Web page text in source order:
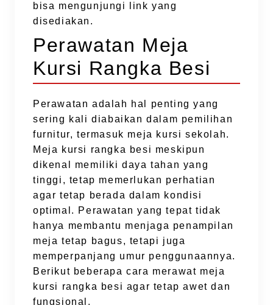
bisa mengunjungi link yang
disediakan.
Perawatan Meja
Kursi Rangka Besi
Perawatan adalah hal penting yang
sering kali diabaikan dalam pemilihan
furnitur, termasuk meja kursi sekolah.
Meja kursi rangka besi meskipun
dikenal memiliki daya tahan yang
tinggi, tetap memerlukan perhatian
agar tetap berada dalam kondisi
optimal. Perawatan yang tepat tidak
hanya membantu menjaga penampilan
meja tetap bagus, tetapi juga
memperpanjang umur penggunaannya.
Berikut beberapa cara merawat meja
kursi rangka besi agar tetap awet dan
fungsional.